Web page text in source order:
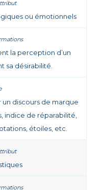
ou émotionnels
la perception d’un
sa désirabilité.
discours de marque
indice de réparabilité,
étoiles, etc.